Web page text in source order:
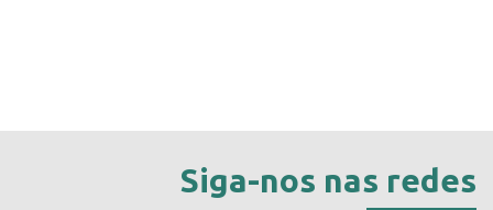
Siga-nos nas redes